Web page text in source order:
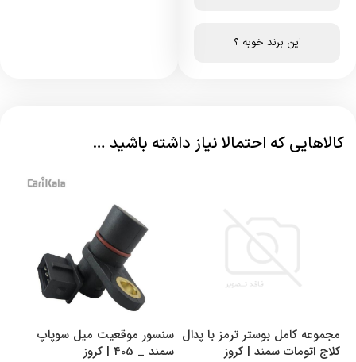
این برند خوبه ؟
کالاهایی که احتمالا نیاز داشته باشید …
مجموعه کامل بوستر ترمز با پدال
کلاج اتومات سمند | کروز
سنسور موقعیت میل سوپاپ
سمند _ 405 | کروز